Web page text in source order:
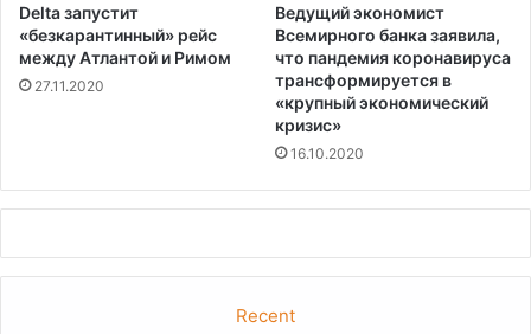
Delta запустит
«безкарантинный» рейс
между Атлантой и Римом
27.11.2020
Ведущий экономист
Всемирного банка заявила,
что пандемия коронавируса
трансформируется в
«крупный экономический
кризис»
16.10.2020
Recent